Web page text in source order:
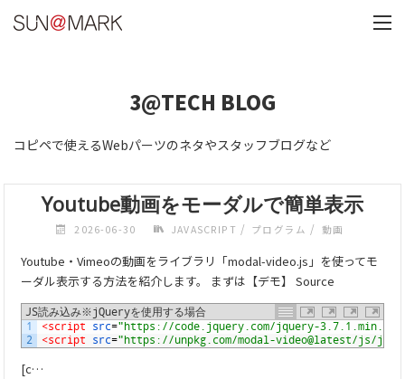
3@TECH BLOG
コピペで使えるWebパーツのネタやスタッフブログなど
Youtube動画をモーダルで簡単表示
2026-06-30 JAVASCRIPT / プログラム / 動画
Youtube・Vimeoの動画をライブラリ「modal-video.js」を使ってモ
ーダル表示する方法を紹介します。 まずは【デモ】 Source
JS読み込み※jQueryを使用する場合
1
2
<script src="https://code.jquery.com/jquery-3.7.1.min.js"
<script src="https://unpkg.com/modal-video@latest/js/
[c…